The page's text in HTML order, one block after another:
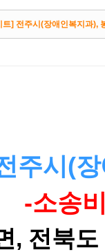
트] 전주시(장애인복지과),
주시(
-소송
, 전북